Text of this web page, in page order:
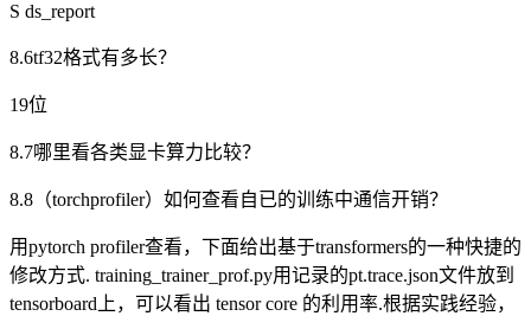
S ds_report
8.6tf32格式有多长？
19位
8.7哪里看各类显卡算力比较？
8.8（torchprofiler）如何查看自已的训练中通信开销？
用pytorch profiler查看，下面给出基于transformers的一种快捷的
修改方式. training_trainer_prof.py用记录的pt.trace.json文件放到
tensorboard上，可以看出 tensor core 的利用率.根据实践经验，